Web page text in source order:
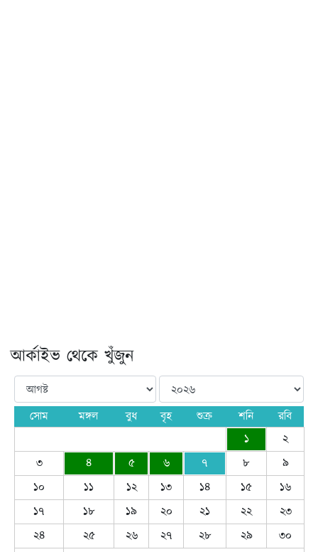
আর্কাইভ থেকে খুঁজুন
সোম মঙ্গল বুধ বৃহ শুক্র শনি
রবি
১
২
৩
৪ ৫ ৬ ৭ ৮
৯
১০
১১ ১২ ১৩ ১৪ ১৫
১৬
১৭
১৮ ১৯ ২০ ২১ ২২
২৩
২৪
২৫ ২৬ ২৭ ২৮ ২৯
৩০